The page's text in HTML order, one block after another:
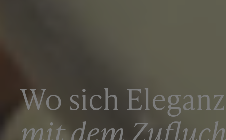
Wo sich Eleganz
mit dem